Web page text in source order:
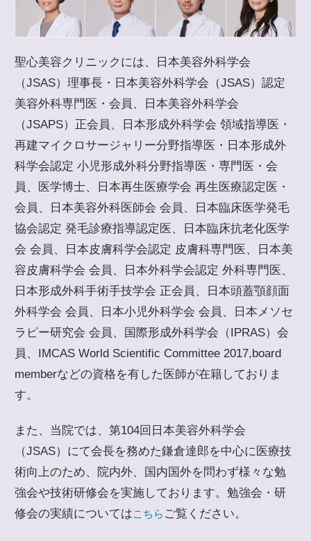
聖心美容クリニックには、日本美容外科学会
（JSAS）理事長・日本美容外科学会（JSAS）認定
美容外科専門医・会員、日本美容外科学会
（JSAPS）正会員、日本形成外科学会 領域指導医・
再建マイクロサージャリー分野指導医・日本形成外
科学会認定 小児形成外科分野指導医・専門医・会
員、医学博士、日本再生医療学会 再生医療認定医・
会員、日本美容外科医師会 会員、日本臨床医学発毛
協会認定 発毛診療指導認定医、日本臨床抗老化医学
会 会員、日本皮膚科学会認定 皮膚科専門医、日本美
容皮膚科学会 会員、日本外科学会認定 外科専門医、
日本形成外科手術手技学会 正会員、日本頭蓋顎顔面
外科学会 会員、日本小児外科学会 会員、日本メソセ
ラピー研究会 会員、国際形成外科学会（IPRAS）会
員、IMCAS World Scientific Committee 2017,board
memberなどの資格を有した医師が在籍しておりま
す。
また、当院では、第104回日本美容外科学会
（JSAS）にて会長を務めた鎌倉達郎を中心に医療技
術向上のため、院内外、国内国外を問わず様々な勉
強会や技術研修会を実施しております。勉強会・研
修会の実績についてはこちら ご覧ください。